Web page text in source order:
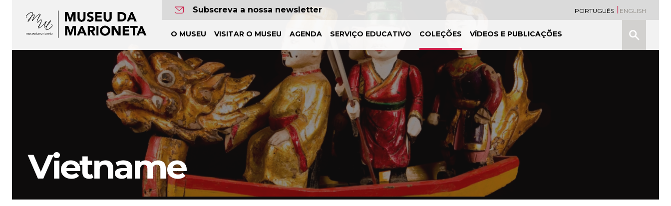
Museu
da
Subscreva a nossa newsletter PORTUGUÊS ENGLISH
O MUSEU VISITAR O MUSEU AGENDA SERVIÇO EDUCATIVO COLEÇÕES VÍDEOS E PUBLICAÇÕES
Vietname